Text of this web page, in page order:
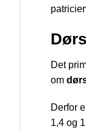
Det
om
Derfor
1,4 og